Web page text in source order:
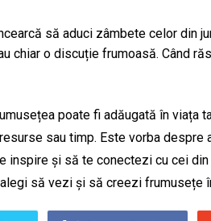
să aduci zâmbete celor din
chiar o discuție frumoasă. Când
poate fi adăugată în viața
sau timp. Este vorba
inspire și să te conectezi cu cei
să vezi și să creezi frumusețe